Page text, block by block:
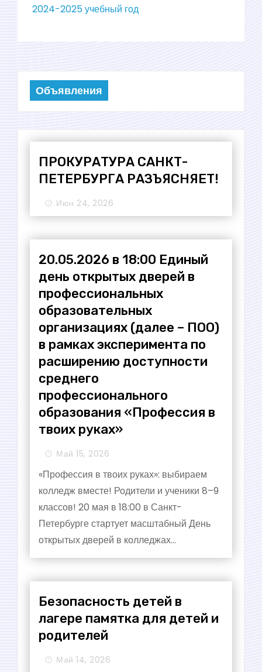
2024-2025 учебный год
Объявления
ПРОКУРАТУРА САНКТ-
ПЕТЕРБУРГА РАЗЪЯСНЯЕТ!
Июн 24, 2026
20.05.2026 в 18:00 Единый
день открытых дверей в
профессиональных
образовательных
организациях (далее – ПОО)
в рамках эксперимента по
расширению доступности
среднего
профессионального
образования «Профессия в
твоих руках»
Май 15, 2026
«Профессия в твоих руках»: выбираем
колледж вместе! Родители и ученики 8–9
классов! 20 мая в 18:00 в Санкт-
Петербурге стартует масштабный День
открытых дверей в колледжах...
Безопасность детей в
лагере памятка для детей и
родителей
Май 14, 2026